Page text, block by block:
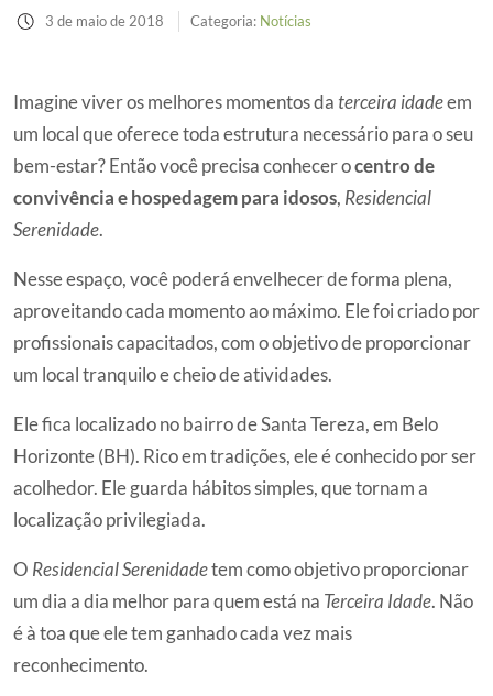
3 de maio de 2018 Categoria: Notícias
Imagine viver os melhores momentos da terceira idadeem
um local que oferece toda estrutura necessário para o seu
bem-estar? Então você precisa conhecer ocentro de
convivência e hospedagem para idosos, Residencial
Serenidade.
Nesse espaço, você poderá envelhecer de forma plena,
aproveitando cada momento ao máximo. Ele foi criado por
profissionais capacitados, com o objetivo de proporcionar
um local tranquilo e cheio de atividades.
Ele fica localizado no bairro de Santa Tereza, em Belo
Horizonte (BH). Rico em tradições, ele é conhecido por ser
acolhedor. Ele guarda hábitos simples, que tornam a
localização privilegiada.
O Residencial Serenidadetem como objetivo proporcionar
um dia a dia melhor para quem está na Terceira Idade. Não
é à toa que ele tem ganhado cada vez mais
reconhecimento.